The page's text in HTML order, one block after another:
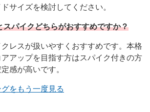
サイズを検討してください。
スパイクどちらがおすすめですか？
レスが扱いやすくおすすめです。本格
アップを目指す方はスパイク付きの方
感が高いです。
をもう一度見る